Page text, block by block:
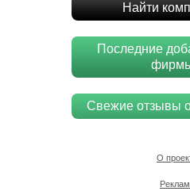
Найти
Последние
Свежие отзывы
О